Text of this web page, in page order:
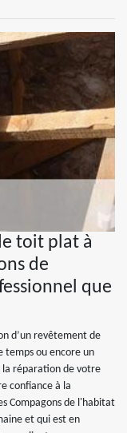
toit plat à
de
que
d’un revêtement de
temps ou encore un
la réparation de votre
confiance à la
Compagons de l'habitat
et qui est en